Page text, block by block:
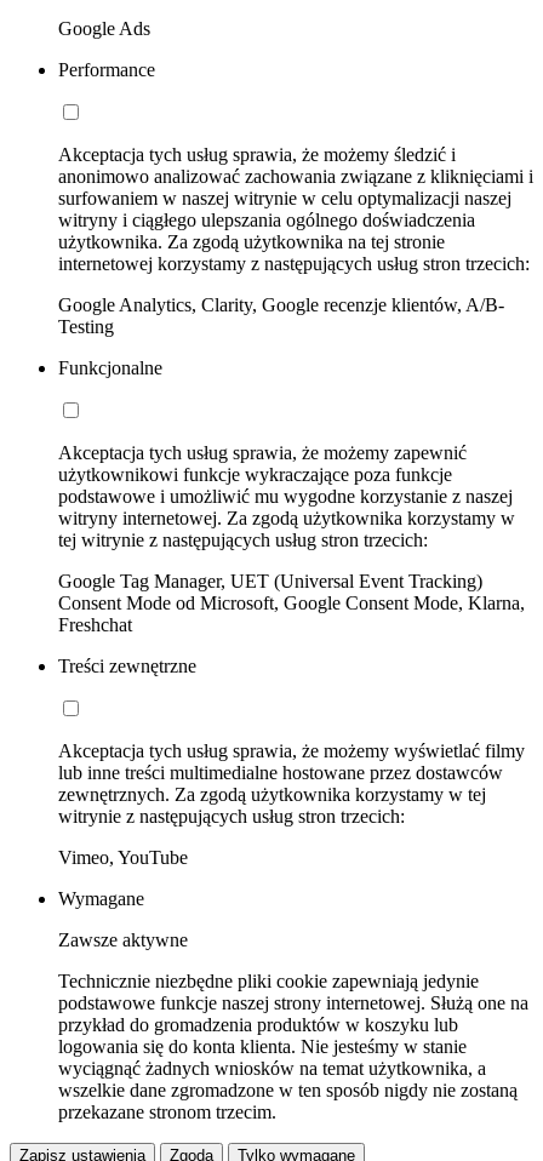
Google Ads
Performance
Akceptacja tych usług sprawia, że możemy śledzić i
anonimowo analizować zachowania związane z kliknięciami i
surfowaniem w naszej witrynie w celu optymalizacji naszej
witryny i ciągłego ulepszania ogólnego doświadczenia
użytkownika. Za zgodą użytkownika na tej stronie
internetowej korzystamy z następujących usług stron trzecich:
Google Analytics, Clarity, Google recenzje klientów, A/B-
Testing
Funkcjonalne
Akceptacja tych usług sprawia, że możemy zapewnić
użytkownikowi funkcje wykraczające poza funkcje
podstawowe i umożliwić mu wygodne korzystanie z naszej
witryny internetowej. Za zgodą użytkownika korzystamy w
tej witrynie z następujących usług stron trzecich:
Google Tag Manager, UET (Universal Event Tracking)
Consent Mode od Microsoft, Google Consent Mode, Klarna,
Freshchat
Treści zewnętrzne
Akceptacja tych usług sprawia, że możemy wyświetlać filmy
lub inne treści multimedialne hostowane przez dostawców
zewnętrznych. Za zgodą użytkownika korzystamy w tej
witrynie z następujących usług stron trzecich:
Vimeo, YouTube
Wymagane
Zawsze aktywne
Technicznie niezbędne pliki cookie zapewniają jedynie
podstawowe funkcje naszej strony internetowej. Służą one na
przykład do gromadzenia produktów w koszyku lub
logowania się do konta klienta. Nie jesteśmy w stanie
wyciągnąć żadnych wniosków na temat użytkownika, a
wszelkie dane zgromadzone w ten sposób nigdy nie zostaną
przekazane stronom trzecim.
Zapisz ustawienia Zgoda Tylko wymagane